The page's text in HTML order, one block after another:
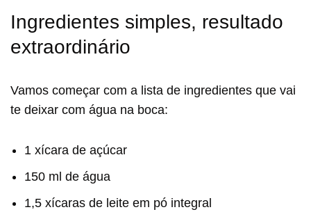
Ingredientes simples, resultado
extraordinário
Vamos começar com a lista de ingredientes que vai
te deixar com água na boca:
1 xícara de açúcar
150 ml de água
1,5 xícaras de leite em pó integral